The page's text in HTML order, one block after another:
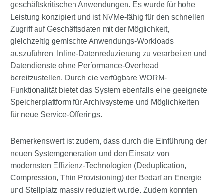
geschäftskritischen Anwendungen. Es wurde für hohe
Leistung konzipiert und ist NVMe-fähig für den schnellen
Zugriff auf Geschäftsdaten mit der Möglichkeit,
gleichzeitig gemischte Anwendungs-Workloads
auszuführen, Inline-Datenreduzierung zu verarbeiten und
Datendienste ohne Performance-Overhead
bereitzustellen. Durch die verfügbare WORM-
Funktionalität bietet das System ebenfalls eine geeignete
Speicherplattform für Archivsysteme und Möglichkeiten
für neue Service-Offerings.
Bemerkenswert ist zudem, dass durch die Einführung der
neuen Systemgeneration und den Einsatz von
modernsten Effizienz-Technologien (Deduplication,
Compression, Thin Provisioning) der Bedarf an Energie
und Stellplatz massiv reduziert wurde. Zudem konnten